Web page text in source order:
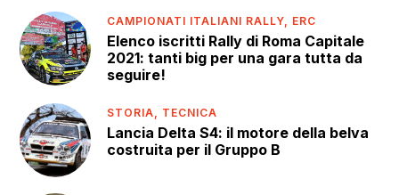
CAMPIONATI ITALIANI RALLY, ERC
Elenco iscritti Rally di Roma Capitale
2021: tanti big per una gara tutta da
seguire!
STORIA, TECNICA
Lancia Delta S4: il motore della belva
costruita per il Gruppo B